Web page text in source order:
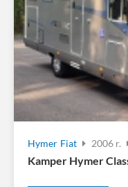
Hymer Fiat 2006 r.
Kamper Hymer